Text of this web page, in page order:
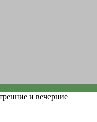
и вечерние